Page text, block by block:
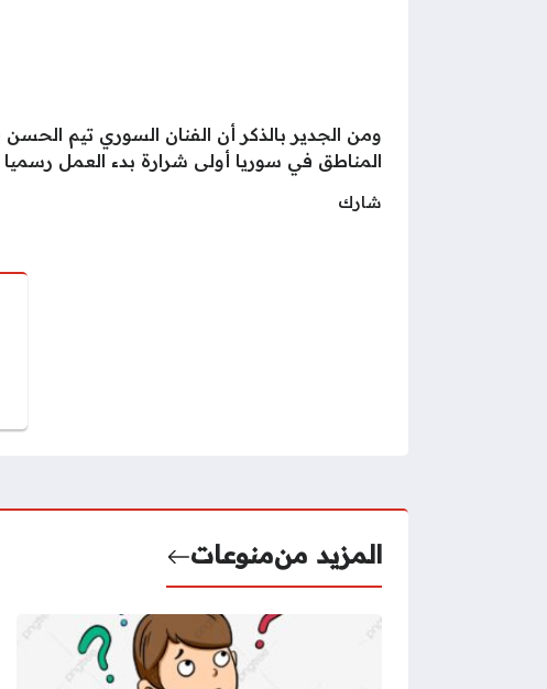
ومن الجدير بالذكر أن الفنان السوري تيم
المناطق في سوريا أولى شرارة بدء العمل رسميا
شارك
المزيد منمنوعات